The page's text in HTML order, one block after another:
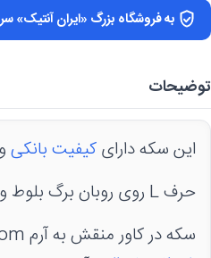
به فروشگاه بزرگ «ایران آنتیک»
توضیحات
این سکه دارایکیفیت بانکی
حرف L روی روبان برگ بلوط و زیتون نشانگر این است که این سکه ضرب لنینگراد می باشد.
سکه در کاور منقش به آرم www.sekeha.com به فروش می رسد. وجود سکه درون این کاور به منزله